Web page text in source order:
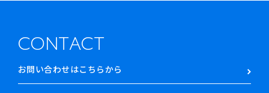
CONTACT
お問い合わせはこちらから